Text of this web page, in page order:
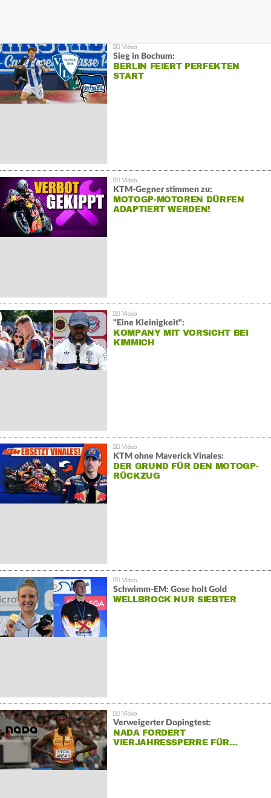
Sieg in Bochum:
BERLIN FEIERT PERFEKTEN
START
KTM-Gegner stimmen zu:
MOTOGP-MOTOREN DÜRFEN
ADAPTIERT WERDEN!
"Eine Kleinigkeit":
KOMPANY MIT VORSICHT BEI
KIMMICH
KTM ohne Maverick Vinales:
DER GRUND FÜR DEN MOTOGP-
RÜCKZUG
Schwimm-EM: Gose holt Gold
WELLBROCK NUR SIEBTER
Verweigerter Dopingtest:
NADA FORDERT
VIERJAHRESSPERRE FÜR…